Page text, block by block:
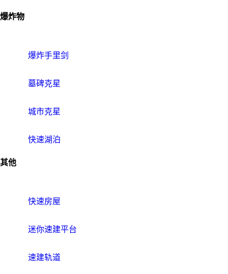
爆炸物
爆炸手里剑
墓碑克星
城市克星
快速湖泊
其他
快速房屋
迷你速建平台
速建轨道